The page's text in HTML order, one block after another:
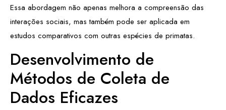
Essa abordagem não apenas melhora a compreensão das
interações sociais, mas também pode ser aplicada em
estudos comparativos com outras espécies de primatas.
Desenvolvimento de
Métodos de Coleta de
Dados Eficazes